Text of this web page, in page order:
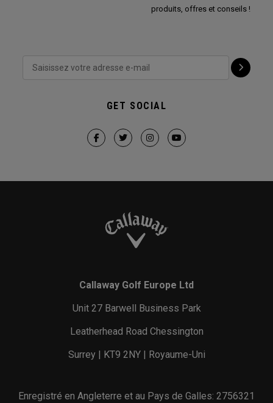
produits, offres et conseils !
GET SOCIAL
Callaway Golf Europe Ltd
Unit 27 Barwell Business Park
Leatherhead Road Chessington
Surrey | KT9 2NY | Royaume-Uni
Enregistré en Angleterre et au Pays de Galles: 2756321